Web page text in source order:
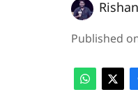
Published